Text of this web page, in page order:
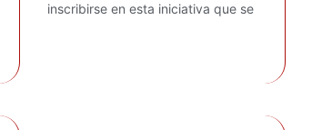
inscribirse en esta iniciativa que se